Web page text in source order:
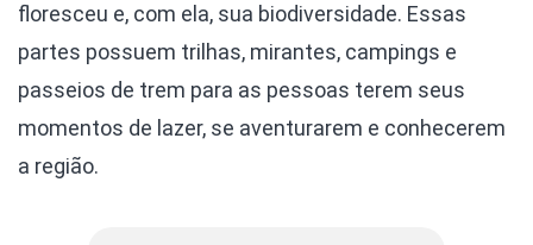
floresceu e, com ela, sua biodiversidade. Essas
partes possuem trilhas, mirantes, campings e
passeios de trem para as pessoas terem seus
momentos de lazer, se aventurarem e conhecerem
a região.